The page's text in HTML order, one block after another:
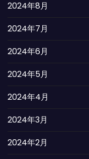
2024年8月
2024年7月
2024年6月
2024年5月
2024年4月
2024年3月
2024年2月